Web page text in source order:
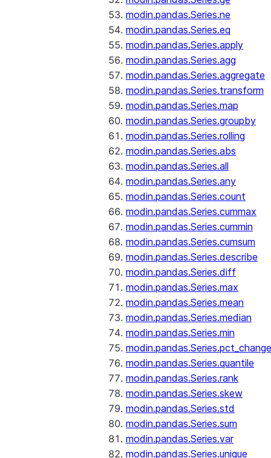
modin.pandas.Series.ne
modin.pandas.Series.eq
modin.pandas.Series.apply
modin.pandas.Series.agg
modin.pandas.Series.aggregate
modin.pandas.Series.transform
modin.pandas.Series.map
modin.pandas.Series.groupby
modin.pandas.Series.rolling
modin.pandas.Series.abs
modin.pandas.Series.all
modin.pandas.Series.any
modin.pandas.Series.count
modin.pandas.Series.cummax
modin.pandas.Series.cummin
modin.pandas.Series.cumsum
modin.pandas.Series.describe
modin.pandas.Series.diff
modin.pandas.Series.max
modin.pandas.Series.mean
modin.pandas.Series.median
modin.pandas.Series.min
modin.pandas.Series.pct_change
modin.pandas.Series.quantile
modin.pandas.Series.rank
modin.pandas.Series.skew
modin.pandas.Series.std
modin.pandas.Series.sum
modin.pandas.Series.var
modin.pandas.Series.unique